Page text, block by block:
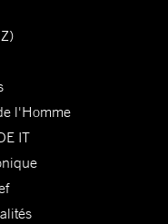
l'Homme
IT